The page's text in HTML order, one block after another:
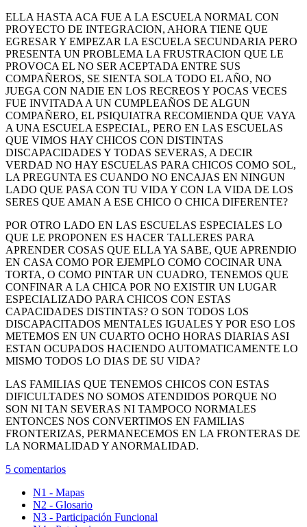
ELLA HASTA ACA FUE A LA ESCUELA NORMAL CON
PROYECTO DE INTEGRACION, AHORA TIENE QUE
EGRESAR Y EMPEZAR LA ESCUELA SECUNDARIA PERO
PRESENTA UN PROBLEMA LA FRUSTRACION QUE LE
PROVOCA EL NO SER ACEPTADA ENTRE SUS
COMPAÑEROS, SE SIENTA SOLA TODO EL AÑO, NO
JUEGA CON NADIE EN LOS RECREOS Y POCAS VECES
FUE INVITADA A UN CUMPLEAÑOS DE ALGUN
COMPAÑERO, EL PSIQUIATRA RECOMIENDA QUE VAYA
A UNA ESCUELA ESPECIAL, PERO EN LAS ESCUELAS
QUE VIMOS HAY CHICOS CON DISTINTAS
DISCAPACIDADES Y TODAS SEVERAS, A DECIR
VERDAD NO HAY ESCUELAS PARA CHICOS COMO SOL,
LA PREGUNTA ES CUANDO NO ENCAJAS EN NINGUN
LADO QUE PASA CON TU VIDA Y CON LA VIDA DE LOS
SERES QUE AMAN A ESE CHICO O CHICA DIFERENTE?
POR OTRO LADO EN LAS ESCUELAS ESPECIALES LO
QUE LE PROPONEN ES HACER TALLERES PARA
APRENDER COSAS QUE ELLA YA SABE, QUE APRENDIO
EN CASA COMO POR EJEMPLO COMO COCINAR UNA
TORTA, O COMO PINTAR UN CUADRO, TENEMOS QUE
CONFINAR A LA CHICA POR NO EXISTIR UN LUGAR
ESPECIALIZADO PARA CHICOS CON ESTAS
CAPACIDADES DISTINTAS? O SON TODOS LOS
DISCAPACITADOS MENTALES IGUALES Y POR ESO LOS
METEMOS EN UN CUARTO OCHO HORAS DIARIAS ASI
ESTAN OCUPADOS HACIENDO AUTOMATICAMENTE LO
MISMO TODOS LO DIAS DE SU VIDA?
LAS FAMILIAS QUE TENEMOS CHICOS CON ESTAS
DIFICULTADES NO SOMOS ATENDIDOS PORQUE NO
SON NI TAN SEVERAS NI TAMPOCO NORMALES
ENTONCES NOS CONVERTIMOS EN FAMILIAS
FRONTERIZAS, PERMANECEMOS EN LA FRONTERAS DE
LA NORMALIDAD Y ANORMALIDAD.
5 comentarios
N1 - Mapas
N2 - Glosario
N3 - Participación Funcional